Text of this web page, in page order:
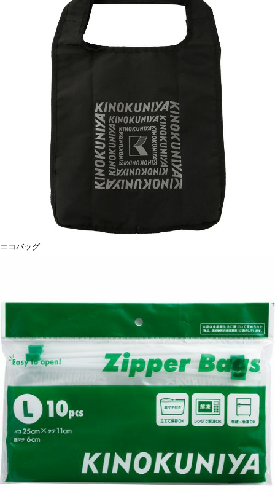
エコバッグ